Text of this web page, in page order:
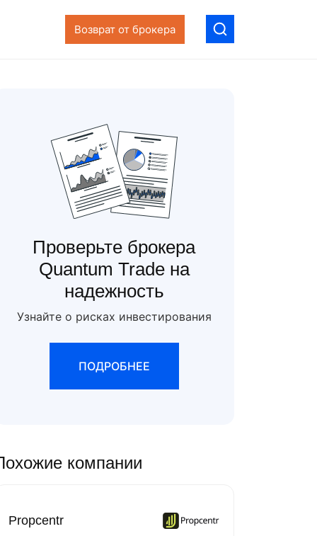
Возврат от брокера
Проверьте брокера
Quantum Trade на
надежность
Узнайте о рисках инвестирования
ПОДРОБНЕЕ
компании
Propcentr